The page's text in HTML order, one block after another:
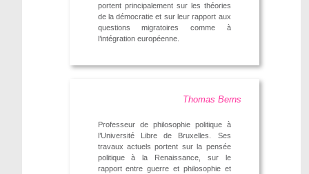
portent principalement sur les théories
de la démocratie et sur leur rapport aux
questions migratoires comme à
l’intégration européenne.
Thomas Berns
Professeur de philosophie politique à
l’Université Libre de Bruxelles. Ses
travaux actuels portent sur la pensée
politique à la Renaissance, sur le
rapport entre guerre et philosophie et